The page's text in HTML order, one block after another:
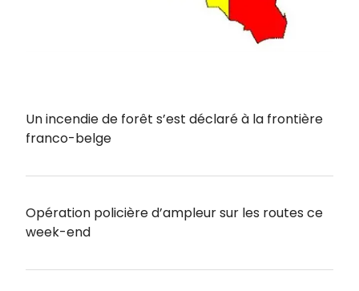
Un incendie de forêt s’est déclaré à la frontière
franco-belge
Opération policière d’ampleur sur les routes ce
week-end